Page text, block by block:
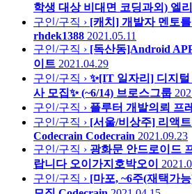
학생 대상 비대면 코딩과외) 엘
구인/구직 › [캐치] 개발자 멘토
rhdek1388 2021.05.11
구인/구직 › [독산동]Android
이트 2021.04.29
구인/구직 › ✨[IT 일자리] 디지
사 모집✨ (~6/14) 브로스그룹
구인/구직 › 플루터 개발의뢰 프
구인/구직 › [서울/비상주] 리액
Codecrain Codecrain 2021.09.23
구인/구직 › 광화문 안드로이드
랍니다 오이가지호박오이
구인/구직 › [마포, ~6주(재택가